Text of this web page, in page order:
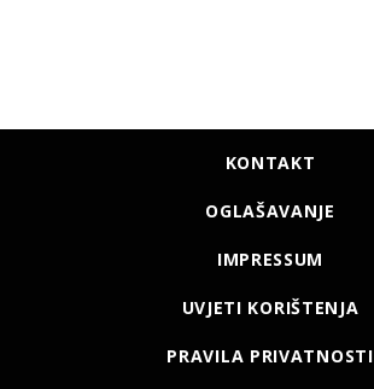
KONTAKT
OGLAŠAVANJE
IMPRESSUM
UVJETI KORIŠTENJA
PRAVILA PRIVATNOSTI